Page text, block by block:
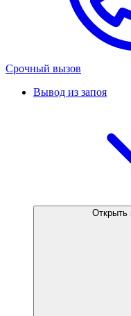
Срочный вызов
Вывод из запоя
Открыть